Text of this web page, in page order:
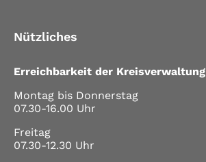
Nützliches
Erreichbarkeit der Kreisverwaltung
Montag bis Donnerstag
07.30-16.00 Uhr
Freitag
07.30-12.30 Uhr